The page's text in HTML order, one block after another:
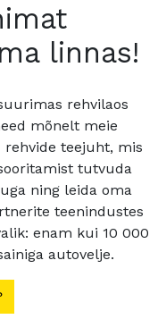
linnas!
rehvilaos
mõnelt meie
rehvide teejuht, mis
tutvuda
ning leida oma
teenindustes
enam kui 10 000
autovelje.